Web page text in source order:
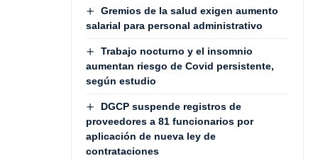
Gremios de la salud exigen aumento
salarial para personal administrativo
Trabajo nocturno y el insomnio
aumentan riesgo de Covid persistente,
según estudio
DGCP suspende registros de
proveedores a 81 funcionarios por
aplicación de nueva ley de
contrataciones